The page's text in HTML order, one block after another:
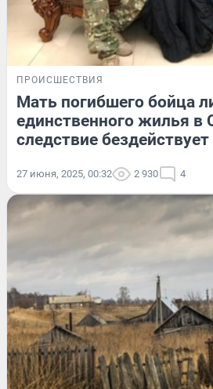
ПРОИСШЕСТВИЯ
Мать погибшего бойца
единственного жилья в
следствие бездействует
27 июня, 2025, 00:32 2 930 4